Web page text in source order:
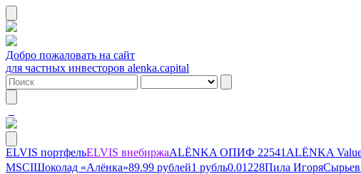
Добро пожаловать на сайт
для частных инвесторов alenka.capital
ELVIS портфельELVIS внебиржаALЁNKA ОПИФ 22541 ALЁNKA
MSCIШоколад «Алёнка»89.99 рублей1 рубль0.01228Пила ИгоряСырье